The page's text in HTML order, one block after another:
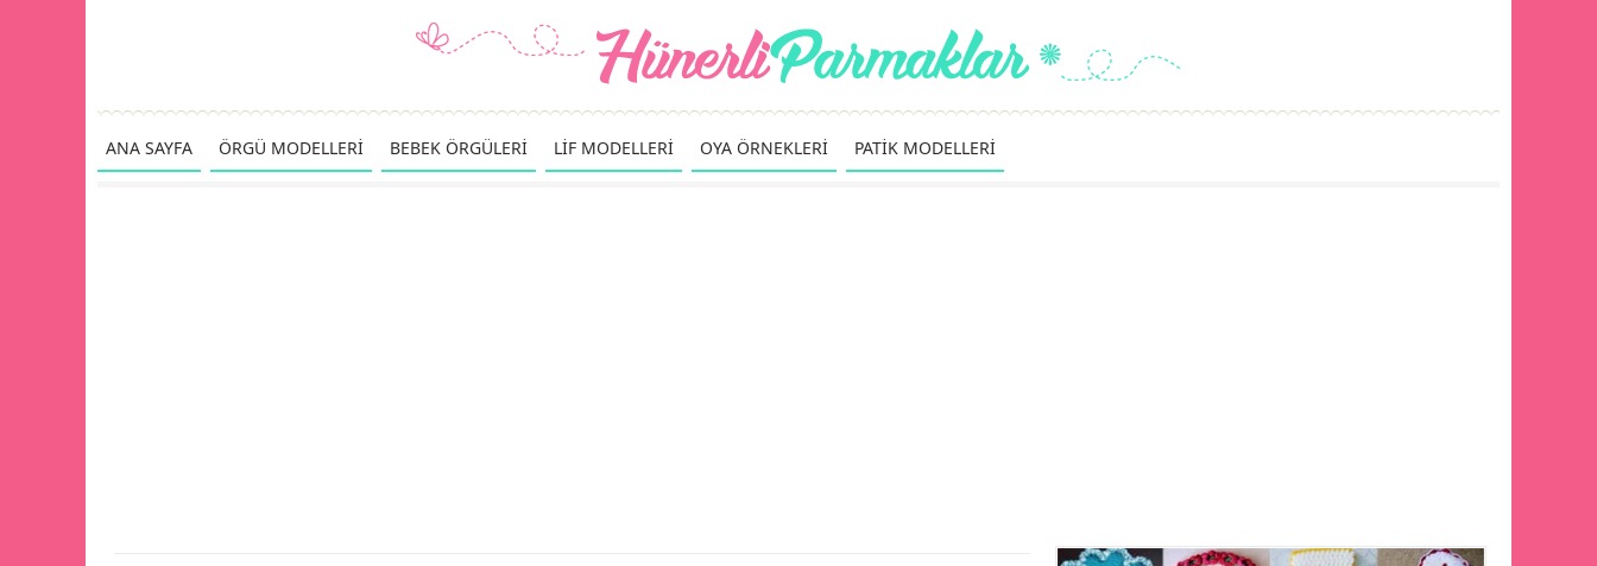
ANA SAYFA ÖRGÜ MODELLERİ BEBEK ÖRGÜLERİ LİF MODELLERİ OYA ÖRNEKLERİ PATİK MODELLERİ